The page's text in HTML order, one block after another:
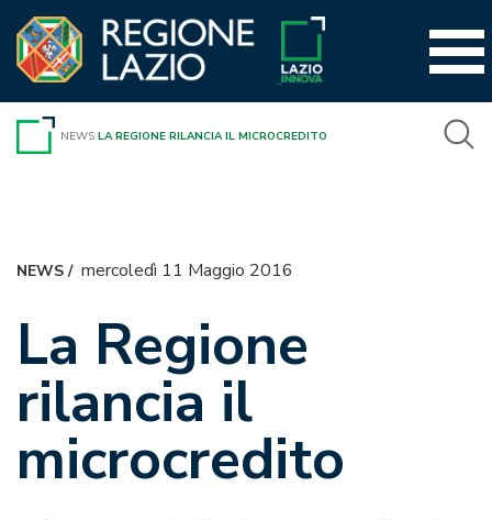
contenuto
NEWS LA REGIONE RILANCIA IL MICROCREDITO
NEWS/ mercoledì 11 Maggio 2016
La Regione
rilancia il
microcredito